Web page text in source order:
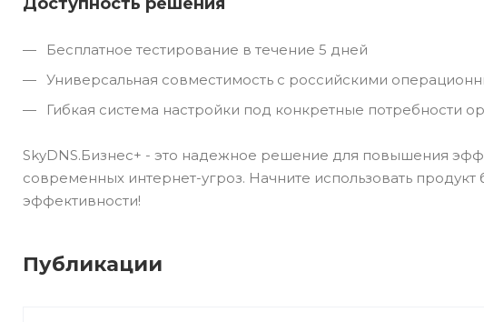
Бесплатное тестирование в течение 5 дней
Универсальная совместимость с российскими
Гибкая система настройки под конкретные потребности
SkyDNS.Бизнес+ - это надежное решение для повышения
современных интернет-угроз. Начните использовать
эффективности!
Публикации